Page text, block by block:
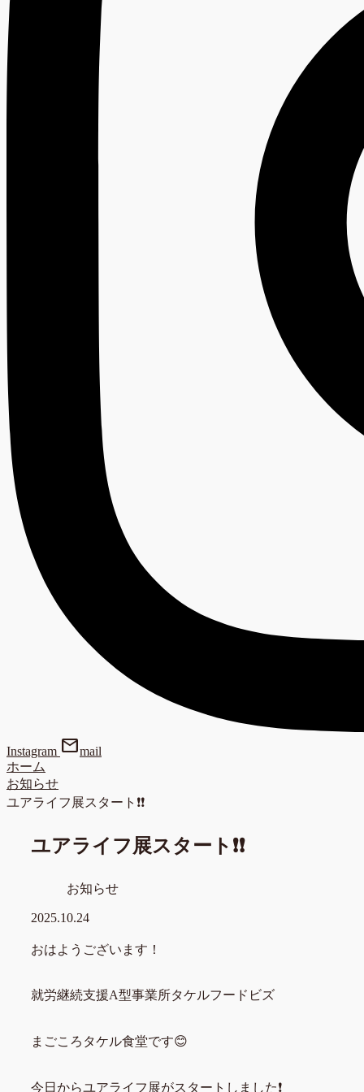
Instagram mailmail
ホーム
お知らせ
ユアライフ展スタート❗❗
ユアライフ展スタート❗❗
お知らせ
2025.10.24
おはようございます！
就労継続支援A型事業所タケルフードビズ
まごころタケル食堂です😊
今日からユアライフ展がスタートしました❗